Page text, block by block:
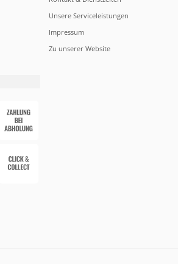
Unsere Serviceleistungen
Impressum
Zu unserer Website